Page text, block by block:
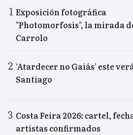
Exposición fotográfica
"Photomorfosis", la mirada
Carrolo
‘Atardecer no Gaiás’ este
Santiago
Costa Feira 2026: cartel,
artistas confirmados